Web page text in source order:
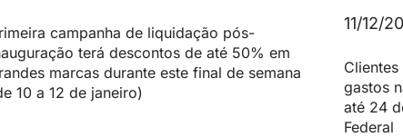
campanha de liquidação pós-
terá descontos de até 50% em
marcas durante este final de semana
10 a 12 de janeiro)
11/12/
gastos
até 24
Federal